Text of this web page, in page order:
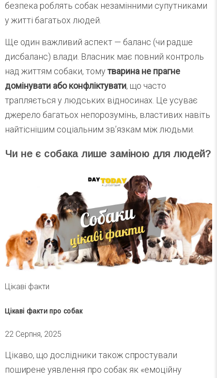
безпека роблять собак незамінними супутниками
у житті багатьох людей.
Ще один важливий аспект — баланс (чи радше
дисбаланс) влади. Власник має повний контроль
над життям собаки, томутварина не прагне
домінувати або конфліктувати, що часто
трапляється у людських відносинах. Це усуває
джерело багатьох непорозумінь, властивих навіть
найтіснішим соціальним зв’язкам між людьми.
Чи не є собака лише заміною для людей?
Цікаві факти
Цікаві факти про собак
22 Серпня, 2025
Цікаво, що дослідники також спростували
поширене уявлення про собак як «емоційну